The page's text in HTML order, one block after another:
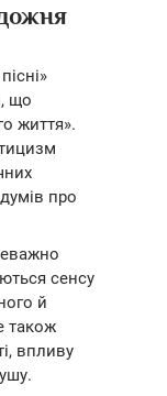
що
життя».
про
сенсу
й
також
впливу